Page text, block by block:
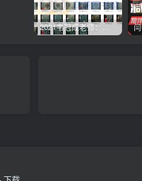
2021韦冠成老师：韦氏天星风水《秘传二十四山吉凶占断要法》 – 百度云盘 – 下载